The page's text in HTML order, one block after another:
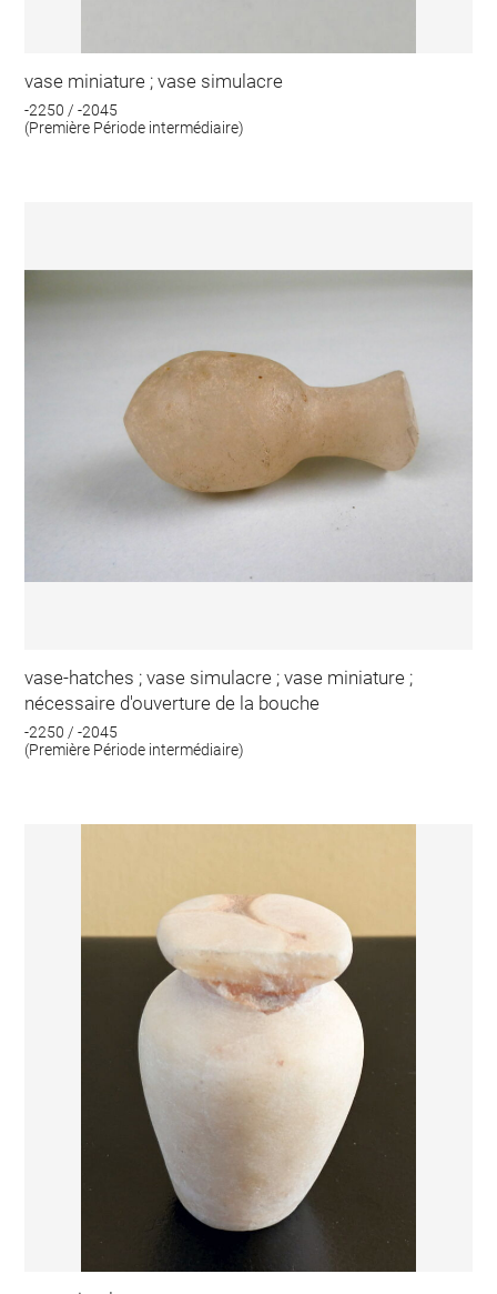
vase miniature ; vase simulacre
-2250 / -2045
(Première Période intermédiaire)
vase-hatches ; vase simulacre ; vase miniature ;
nécessaire d'ouverture de la bouche
-2250 / -2045
(Première Période intermédiaire)